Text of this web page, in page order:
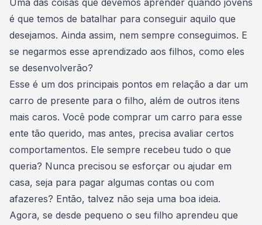
Uma das coisas que devemos aprender quando jovens
é que temos de batalhar para conseguir aquilo que
desejamos. Ainda assim, nem sempre conseguimos. E
se negarmos esse aprendizado aos filhos, como eles
se desenvolverão?
Esse é um dos principais pontos em relação a dar um
carro de presente para o filho, além de outros itens
mais caros. Você pode comprar um carro para esse
ente tão querido, mas antes, precisa avaliar certos
comportamentos. Ele sempre recebeu tudo o que
queria? Nunca precisou se esforçar ou ajudar em
casa, seja para pagar algumas contas ou com
afazeres? Então, talvez não seja uma boa ideia.
Agora, se desde pequeno o seu filho aprendeu que